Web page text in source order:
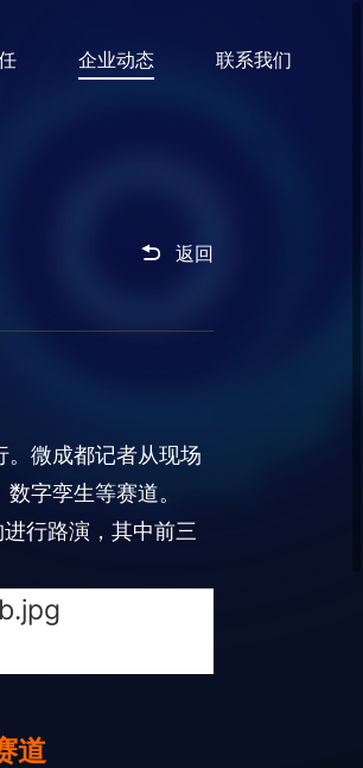
企业动态 联系我们
 返回
。微成都记者从现场
字孪生等赛道。
行路演，其中前三
道